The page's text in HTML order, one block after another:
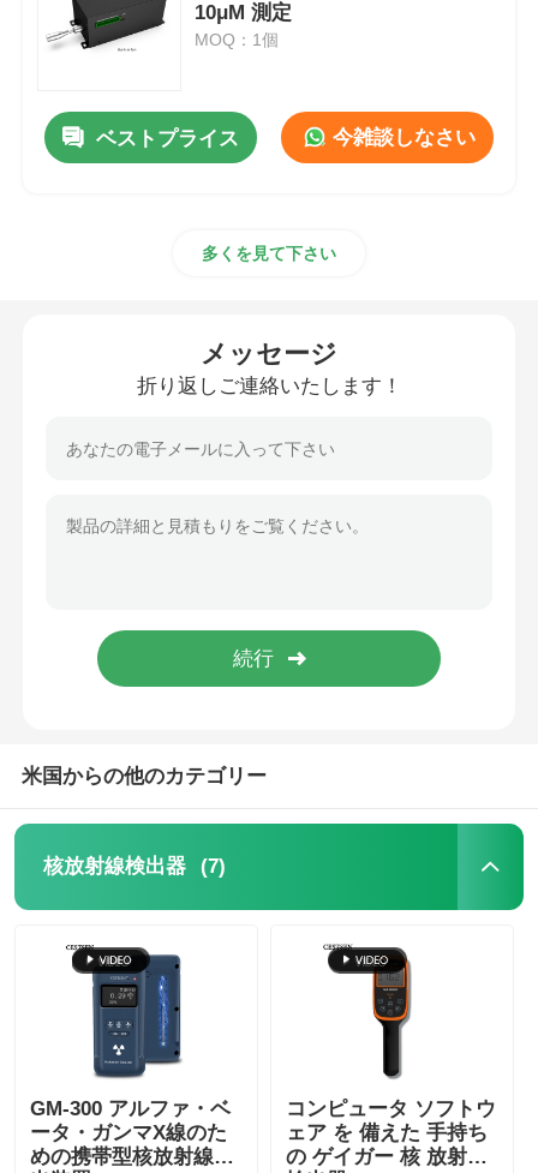
ホーム
ビデオ
10μM 測定
MOQ：1個
ベストプライス 今雑談しなさい
多くを見て下さい
メッセージ
折り返しご連絡いたします！
米国からの他のカテゴリー
核放射線検出器 (7)
GM-300 アルファ・ベ
ータ・ガンマX線のた
めの携帯型核放射線検
コンピュータ ソフトウ
ェア を 備えた 手持ち
の ゲイガー 核 放射線